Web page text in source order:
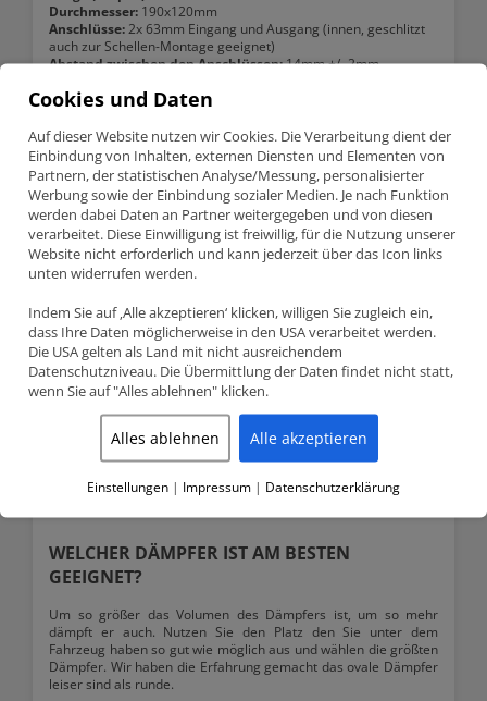
Durchmesser: 190x120mm
Anschlüsse:2x 63mm Eingang und Ausgang (innen, geschlitzt
auch zur Schellen-Montage geeignet)
Abstand zwischen den Anschlüssen:14mm +/- 2mm
SIMONS Schalldämpfer genießen den Ruf eine hohe
Geräuschdämmung zu haben. Wir haben Sie bei mehreren
Fahrzeugen mit einem überraschen angenehmen Klang im
Einsatz gehabt.
Alle Schalldämpfer sind aus Edelstahl mit Edelstahlanschlüssen.
Made in Schweden (kein China-Produkt)
Keine TÜV-Kennung oder ähnlich. Nur Rennsporteinsatz oder
Sonderabnahme nach §21. Für TÜV Sondereintragungen.
WAS BEDEUTET LEISE ?
Wir haben die SIMONS Schalldämpfer mit Dämpfern anderer
Hersteller verglichen und die Lautstärke gemessen. In allen
Tests waren hier die SIMONS Dämpfer die mit der besten
Geräuschdämmung. Der Test vergleicht nur
Absorbtionsdämpfer, also durchgehende Dämpfer ohne
Kammern. Schalldämpfer mit Kammern sind durchaus noch
leiser, nur kontraproduktiv im Bezug auf die Motorleistung.
WELCHER DÄMPFER IST AM BESTEN
GEEIGNET?
Um so größer das Volumen des Dämpfers ist, um so mehr
dämpft er auch. Nutzen Sie den Platz den Sie unter dem
Fahrzeug haben so gut wie möglich aus und wählen die größten
Dämpfer. Wir haben die Erfahrung gemacht das ovale Dämpfer
leiser sind als runde.
Cookies und Daten
Auf dieser Website nutzen wir Cookies. Die Verarbeitung dient der
Einbindung von Inhalten, externen Diensten und Elementen von
Partnern, der statistischen Analyse/Messung, personalisierter
Werbung sowie der Einbindung sozialer Medien. Je nach Funktion
werden dabei Daten an Partner weitergegeben und von diesen
verarbeitet. Diese Einwilligung ist freiwillig, für die Nutzung unserer
Website nicht erforderlich und kann jederzeit über das Icon links
unten widerrufen werden.
Indem Sie auf ‚Alle akzeptieren‘ klicken, willigen Sie zugleich ein,
dass Ihre Daten möglicherweise in den USA verarbeitet werden.
Die USA gelten als Land mit nicht ausreichendem
Datenschutzniveau. Die Übermittlung der Daten findet nicht statt,
wenn Sie auf "Alles ablehnen" klicken.
Alles ablehnen Alle akzeptieren
Einstellungen | Impressum | Datenschutzerklärung